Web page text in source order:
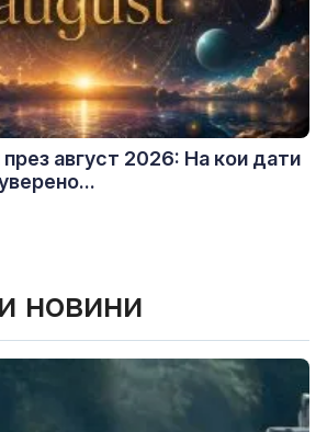
август 2026: На кои дати
новини